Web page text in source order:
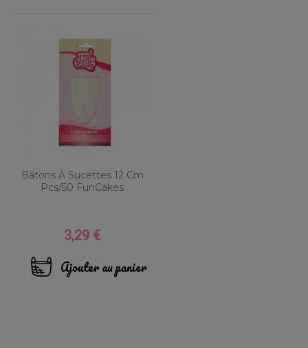
Bâtons À Sucettes 12 Cm
Pcs/50 FunCakes
Prix
3,29 €
Ajouter au panier